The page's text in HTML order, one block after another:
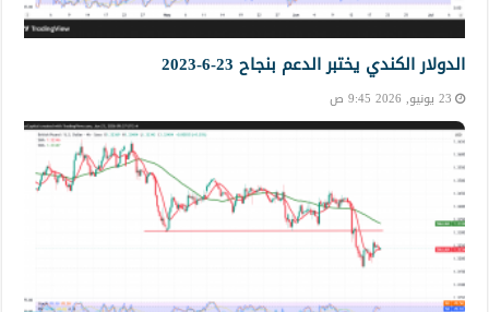
الدولار الكندي يختبر الدعم بنجاح 23-6-2023
23 يونيو, 2026 9:45 ص